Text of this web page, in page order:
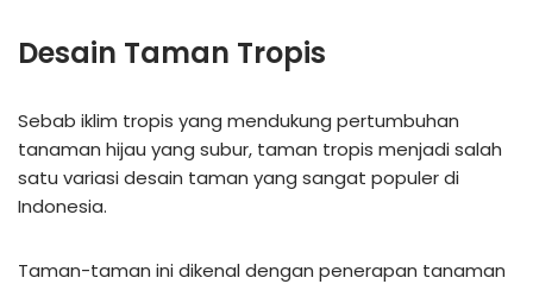
Desain Taman Tropis
Sebab iklim tropis yang mendukung pertumbuhan
tanaman hijau yang subur, taman tropis menjadi salah
satu variasi desain taman yang sangat populer di
Indonesia.
Taman-taman ini dikenal dengan penerapan tanaman